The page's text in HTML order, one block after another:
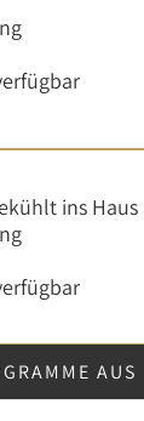
ins Haus